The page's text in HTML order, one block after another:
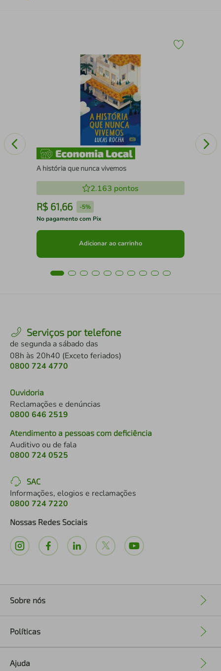
A história que nunca vivemos
2.163 pontos
R$ 61,66 -5%
No pagamento com Pix
Adicionar ao carrinho
Serviços por telefone
de segunda a sábado das
08h às 20h40 (Exceto feriados)
0800 724 4770
Ouvidoria
Reclamações e denúncias
0800 646 2519
Atendimento a pessoas com deficiência
Auditivo ou de fala
0800 724 0525
SAC
Informações, elogios e reclamações
0800 724 7220
Nossas Redes Sociais
Sobre nós
Políticas
Ajuda